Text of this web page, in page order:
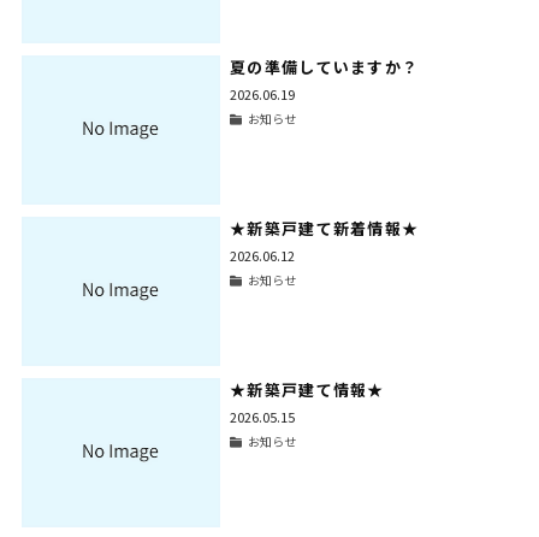
夏の準備していますか？
2026.06.19
お知らせ
★新築戸建て新着情報★
2026.06.12
お知らせ
★新築戸建て情報★
2026.05.15
お知らせ